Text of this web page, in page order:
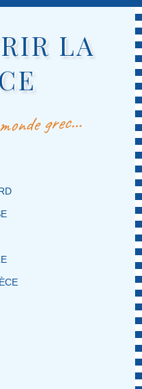
LA
grec…